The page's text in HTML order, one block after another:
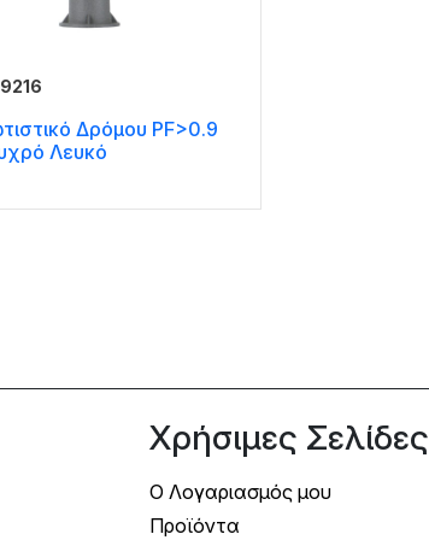
Δρόμου PF>0.9
Λευκό
Χρήσιμες Σελίδες
Ο Λογαριασμός μου
Προϊόντα